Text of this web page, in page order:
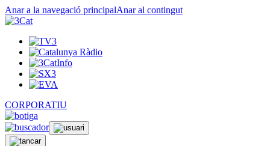
Anar a la navegació principalAnar al contingut
CORPORATIU